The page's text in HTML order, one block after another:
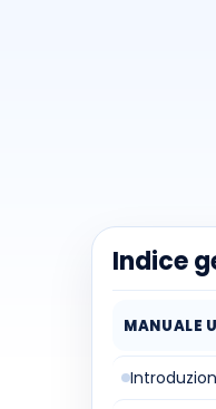
Indice
MANUALE